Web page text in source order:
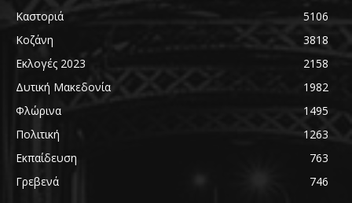
Καστοριά
5106
Κοζάνη
3818
Εκλογές 2023
2158
Δυτική Μακεδονία
1982
Φλώρινα
1495
Πολιτική
1263
Εκπαίδευση
763
Γρεβενά
746